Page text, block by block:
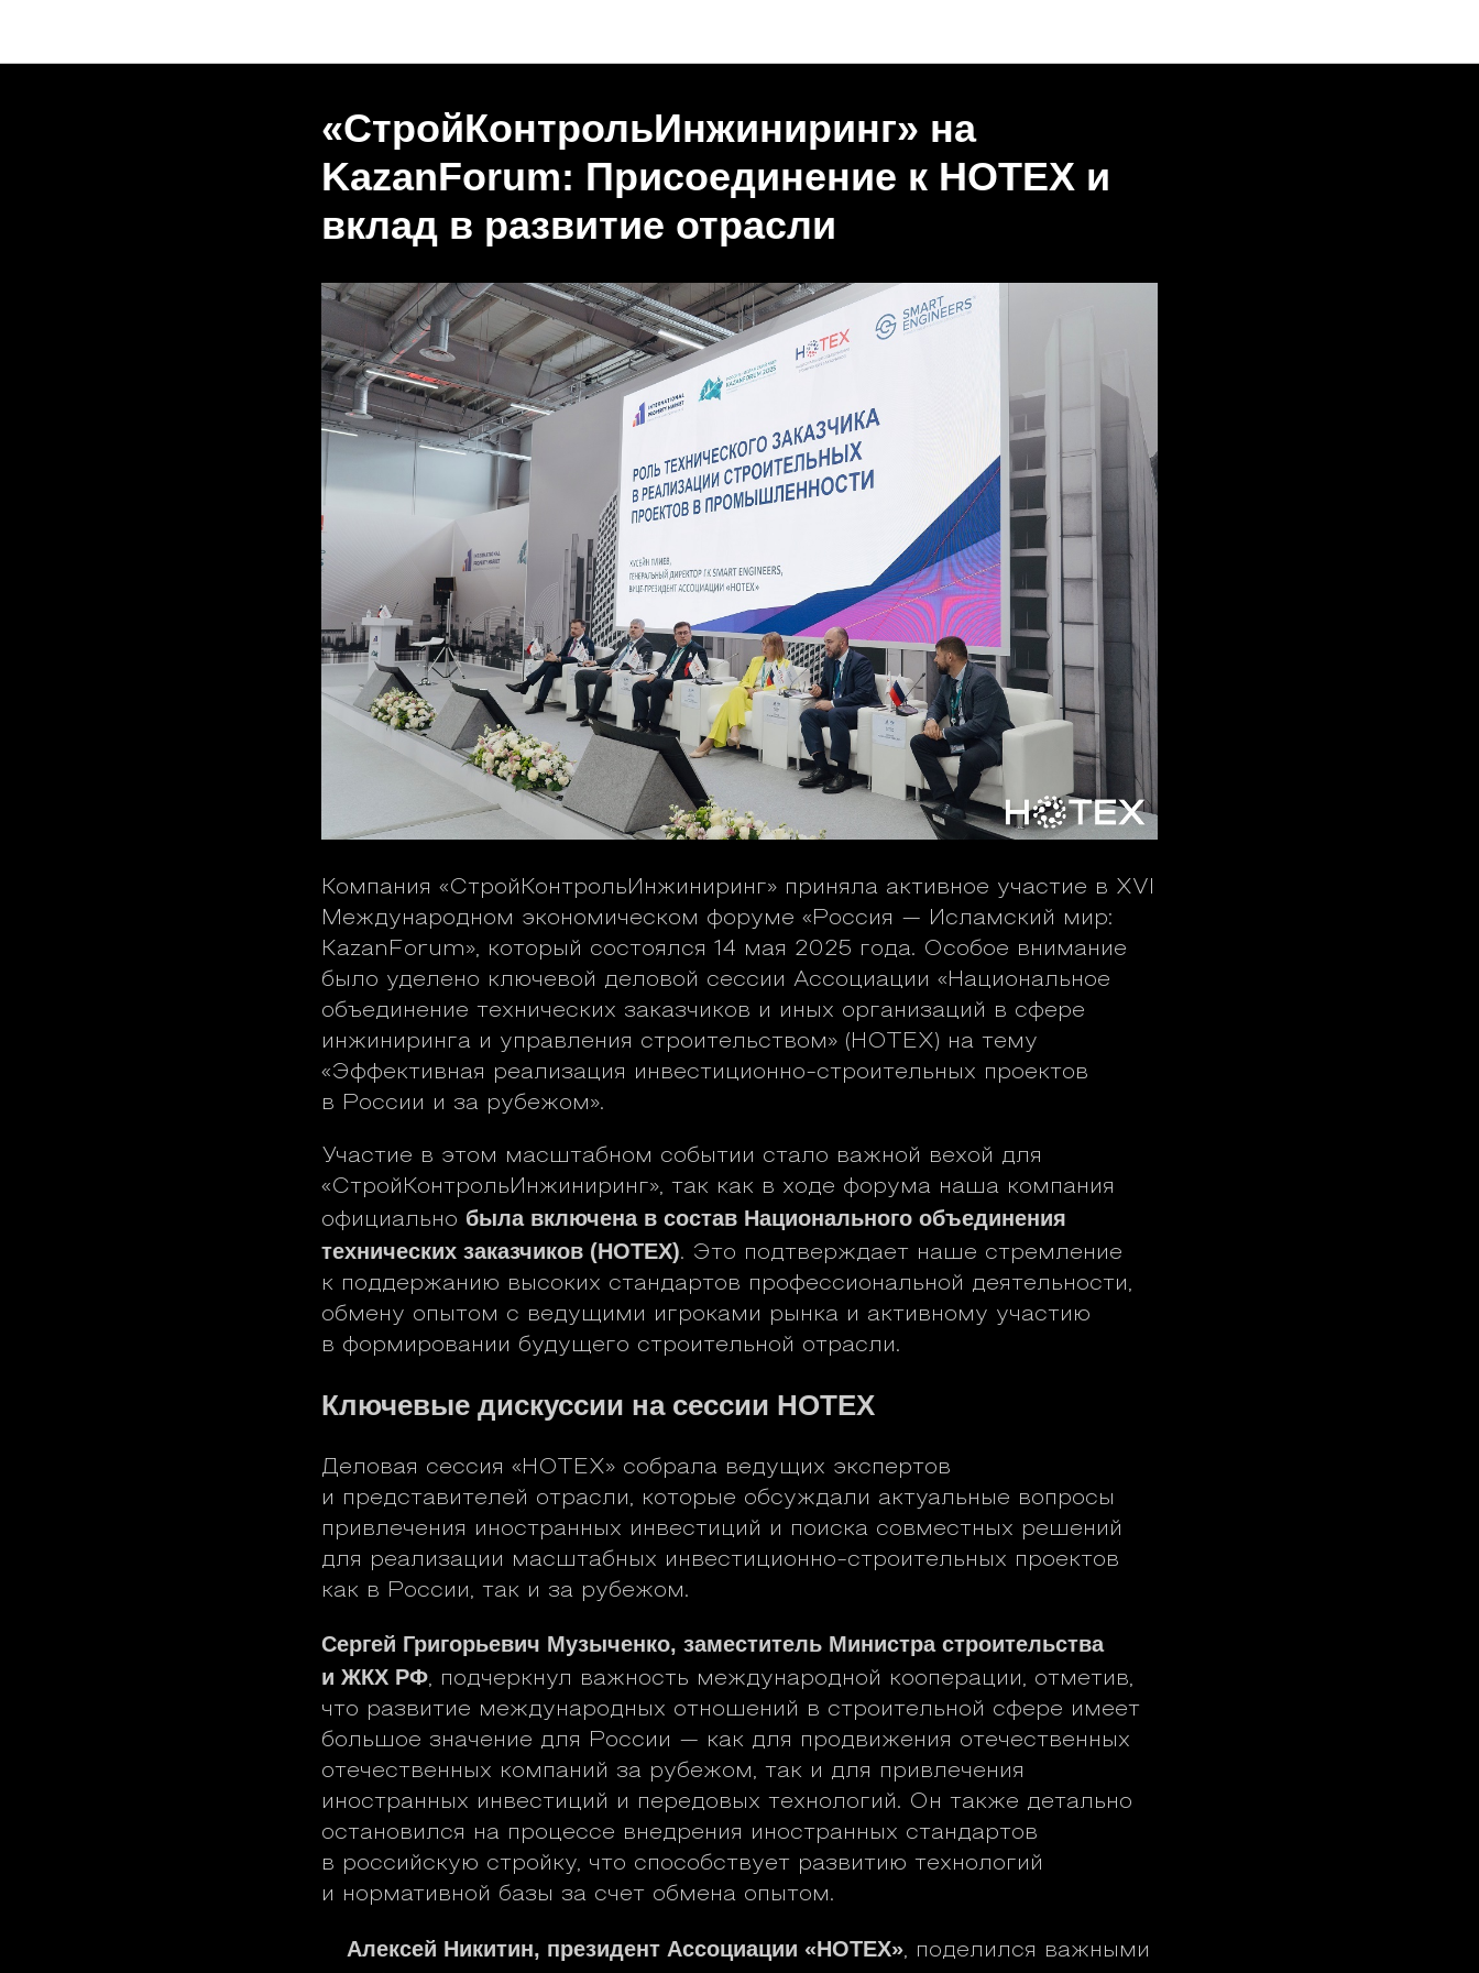
«СтройКонтрольИнжиниринг» на
KazanForum: Присоединение к НОТЕХ и
вклад в развитие отрасли
Компания «СтройКонтрольИнжиниринг» приняла активное участие в XVI
Международном экономическом форуме «Россия — Исламский мир:
KazanForum», который состоялся 14 мая 2025 года. Особое внимание
было уделено ключевой деловой сессии Ассоциации «Национальное
объединение технических заказчиков и иных организаций в сфере
инжиниринга и управления строительством» (НОТЕХ) на тему
«Эффективная реализация инвестиционно-строительных проектов
в России и за рубежом».
Участие в этом масштабном событии стало важной вехой для
«СтройКонтрольИнжиниринг», так как в ходе форума наша компания
официально была включена в состав Национального объединения
технических заказчиков (НОТЕХ). Это подтверждает наше стремление
к поддержанию высоких стандартов профессиональной деятельности,
обмену опытом с ведущими игроками рынка и активному участию
в формировании будущего строительной отрасли.
Ключевые дискуссии на сессии НОТЕХ
Деловая сессия «НОТЕХ» собрала ведущих экспертов
и представителей отрасли, которые обсуждали актуальные вопросы
привлечения иностранных инвестиций и поиска совместных решений
для реализации масштабных инвестиционно-строительных проектов
как в России, так и за рубежом.
Сергей Григорьевич Музыченко, заместитель Министра строительства
и ЖКХ РФ, подчеркнул важность международной кооперации, отметив,
что развитие международных отношений в строительной сфере имеет
большое значение для России — как для продвижения отечественных
отечественных компаний за рубежом, так и для привлечения
иностранных инвестиций и передовых технологий. Он также детально
остановился на процессе внедрения иностранных стандартов
в российскую стройку, что способствует развитию технологий
и нормативной базы за счет обмена опытом.
Алексей Никитин, президент Ассоциации «НОТЕХ», поделился важными